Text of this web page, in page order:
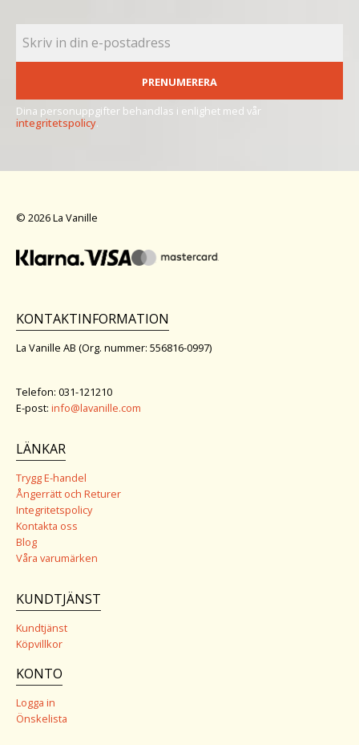
PRENUMERERA
Dina personuppgifter behandlas i enlighet med vår
integritetspolicy.
© 2026 La Vanille
KONTAKTINFORMATION
La Vanille AB (Org. nummer: 556816-0997)
Telefon: 031-121210
E-post: info@lavanille.com
LÄNKAR
Trygg E-handel
Ångerrätt och Returer
Integritetspolicy
Kontakta oss
Blog
Våra varumärken
KUNDTJÄNST
Kundtjänst
Köpvillkor
KONTO
Logga in
Önskelista